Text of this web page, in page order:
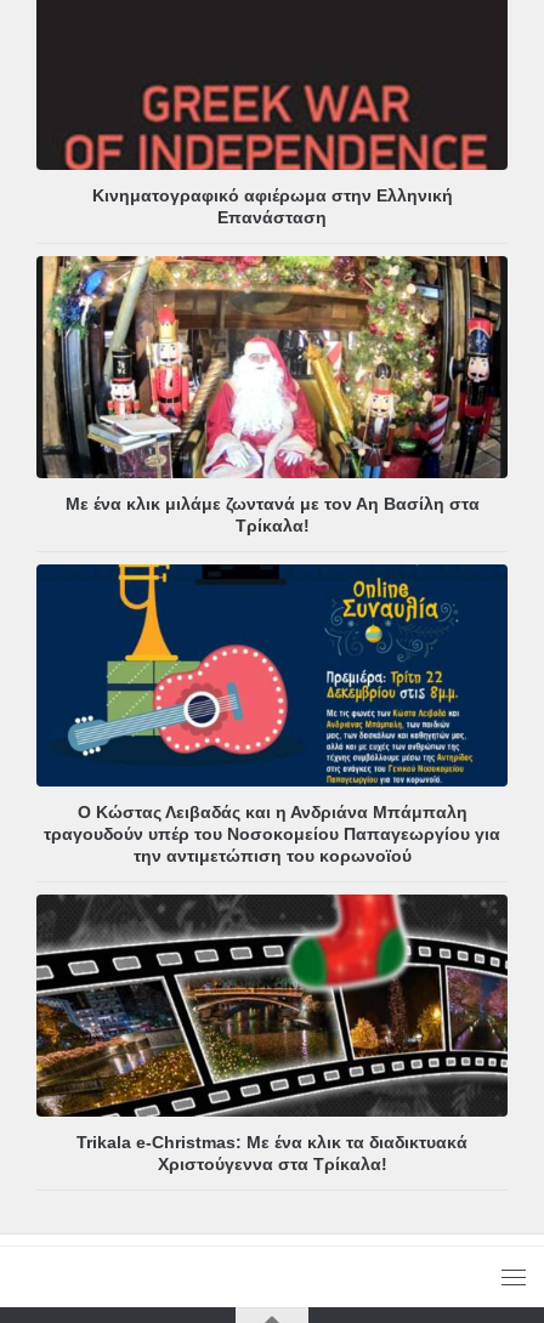
Κινηματογραφικό αφιέρωμα στην Ελληνική
Επανάσταση
Με ένα κλικ μιλάμε ζωντανά με τον Αη Βασίλη στα
Τρίκαλα!
Ο Κώστας Λειβαδάς και η Ανδριάνα Μπάμπαλη
τραγουδούν υπέρ του Νοσοκομείου Παπαγεωργίου για
την αντιμετώπιση του κορωνοϊού
Trikala e-Christmas: Με ένα κλικ τα διαδικτυακά
Χριστούγεννα στα Τρίκαλα!